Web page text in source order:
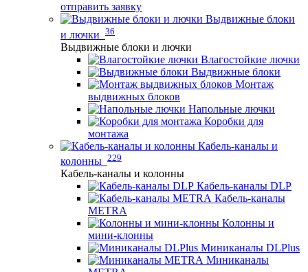
отправить заявку
Выдвижные блоки
и лючки 36
Выдвижные блоки и лючки
Влагостойкие лючки
Выдвижные блоки
Монтаж
выдвижных блоков
Напольные лючки
Коробки для
монтажа
Кабель-каналы и
колонны 229
Кабель-каналы и колонны
Кабель-каналы DLP
Кабель-каналы
METRA
Колонны и
мини-клонны
Миниканалы DLPlus
Миниканалы